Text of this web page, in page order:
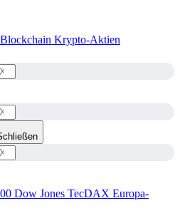
Blockchain Krypto-Aktien
Dow Jones TecDAX Europa-